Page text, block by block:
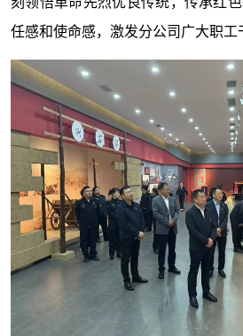
任感和使命感，激发分公司广大职工